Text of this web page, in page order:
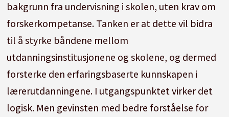
bakgrunn fra undervisning i skolen, uten krav om
forskerkompetanse. Tanken er at dette vil bidra
til å styrke båndene mellom
utdanningsinstitusjonene og skolene, og dermed
forsterke den erfaringsbaserte kunnskapen i
lærerutdanningene. I utgangspunktet virker det
logisk. Men gevinsten med bedre forståelse for